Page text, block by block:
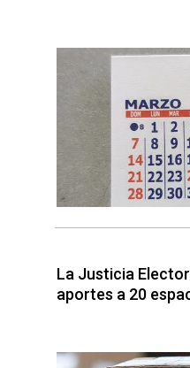
La Justicia
aportes a 20